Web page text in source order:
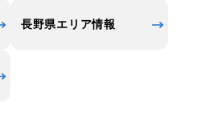
長野県エリア情報